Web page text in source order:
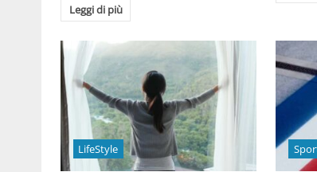
Leggi di più
LifeStyle